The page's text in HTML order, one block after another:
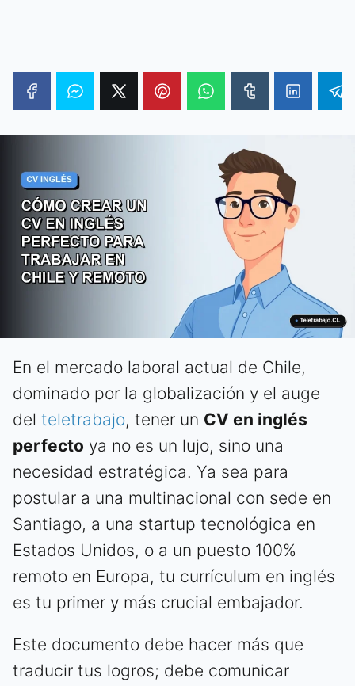
En el mercado laboral actual de Chile,
dominado por la globalización y el auge
del teletrabajo, tener un CV en inglés
perfecto ya no es un lujo, sino una
necesidad estratégica. Ya sea para
postular a una multinacional con sede en
Santiago, a una startup tecnológica en
Estados Unidos, o a un puesto 100%
remoto en Europa, tu currículum en inglés
es tu primer y más crucial embajador.
Este documento debe hacer más que
traducir tus logros; debe comunicar